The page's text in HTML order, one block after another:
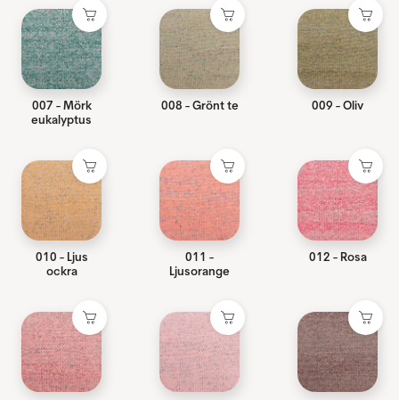
007 - Mörk
eukalyptus
008 - Grönt te 009 - Oliv
010 - Ljus
ockra
011 -
Ljusorange
012 - Rosa